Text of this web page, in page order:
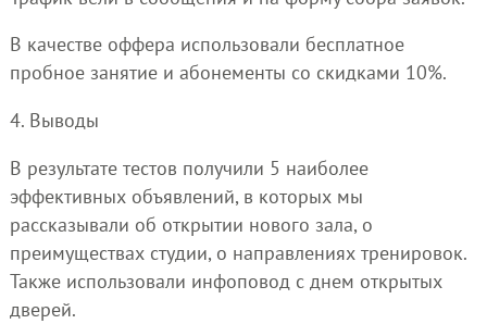
В качестве оффера использовали бесплатное
пробное занятие и абонементы со скидками 10%.
4. Выводы
В результате тестов получили 5 наиболее
эффективных объявлений, в которых мы
рассказывали об открытии нового зала, о
преимуществах студии, о направлениях тренировок.
Также использовали инфоповод с днем открытых
дверей.